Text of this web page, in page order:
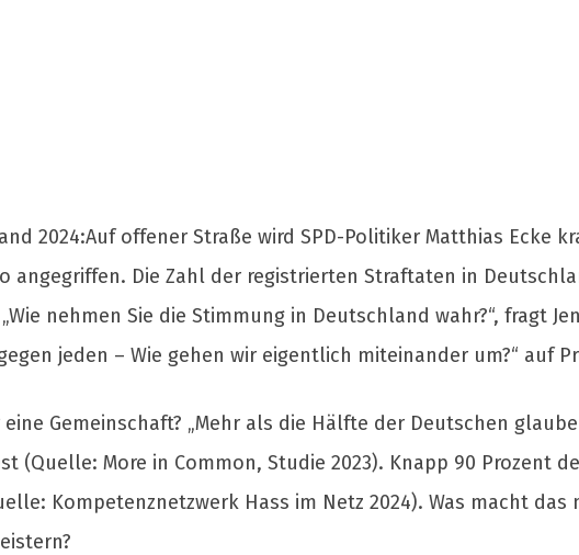
2024:Auf offener Straße wird SPD-Politiker Matthias Ecke
angegriffen. Die Zahl der registrierten Straftaten in
nehmen Sie die Stimmung in Deutschland wahr?“, fragt
gegen jeden – Wie gehen wir eigentlich miteinander um?“ auf
Gemeinschaft? „Mehr als die Hälfte der Deutschen
(Quelle: More in Common, Studie 2023). Knapp 90 Prozent
Kompetenznetzwerk Hass im Netz 2024). Was macht